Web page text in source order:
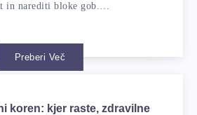
in narediti bloke gob.…
Preberi Več
koren: kjer raste, zdravilne